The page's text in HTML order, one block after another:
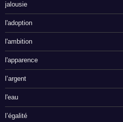
jalousie
l'adoption
l'ambition
l'apparence
l’argent
l'eau
l’égalité